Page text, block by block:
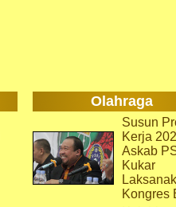
Olahraga
Susun
Kerja
Askab
Kukar
Kongres